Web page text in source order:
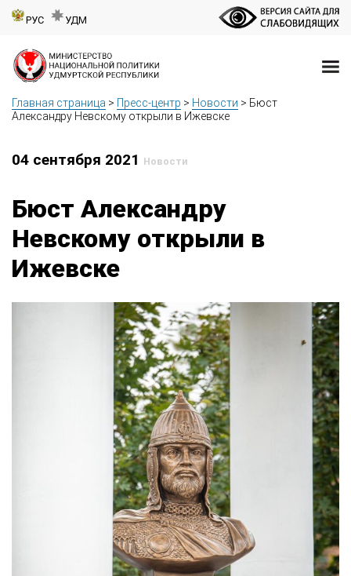
РУС УДМ
Главная страница > Пресс-центр > Новости > Бюст
Александру Невскому открыли в Ижевске
04 сентября 2021 Новости
Бюст Александру
Невскому открыли в
Ижевске